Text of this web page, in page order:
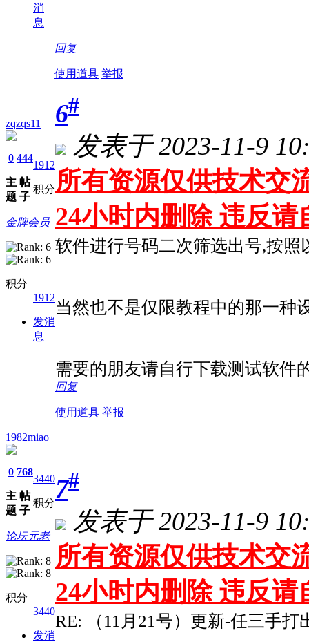
消
息
回复
使用道具 举报
zqzqs11
0
主
题
444
帖
子
1912
积分
金牌会员
积分
1912
发消
息
6#
发表于 2023-11-9
所有资源仅供技术交
24小时内删除 违反
软件进行号码二次筛选出号,按
当然也不是仅限教程中的那一种
需要的朋友请自行下载测试软件
回复
使用道具 举报
1982miao
0
主
题
768
帖
子
3440
积分
论坛元老
积分
3440
发消
7#
发表于 2023-11-9
所有资源仅供技术交
24小时内删除 违反
RE: （11月21号）更新-任三手